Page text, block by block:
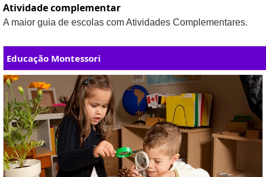
Atividade complementar
A maior guia de escolas com Atividades Complementares.
Educação Montessori